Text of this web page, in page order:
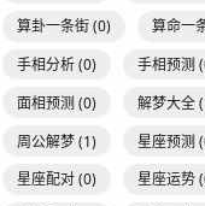
算卦一条街(0) 算命一
手相分析(0) 手相预测
面相预测 (0) 解梦大全
周公解梦(1) 星座预测
星座配对(0) 星座运势